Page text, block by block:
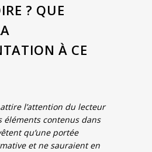
? QUE
À CE
attire l’attention du lecteur
éléments contenus dans
qu’une portée
et ne sauraient en